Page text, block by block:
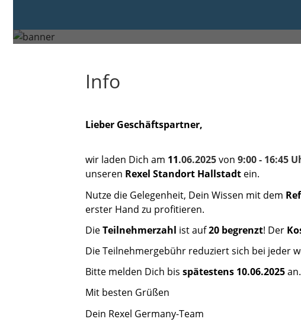
Info
Lieber Geschäftspartner,
wir laden Dich am 11.06.2025von 9:00 - 16:45
unseren Rexel Standort Hallstadt ein.
Nutze die Gelegenheit, Dein Wissen mit dem
erster Hand zu profitieren.
DieTeilnehmerzahl ist auf​​20 begrenzt! Der
Die Teilnehmergebühr reduziert sich bei jeder
Bitte melden Dich bis spätestens 10.06.2025an.
​​​​​​​Mit besten Grüßen
Dein Rexel Germany-Team